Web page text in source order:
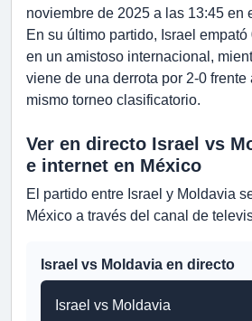
noviembre de 2025 a las 13:45 en
En su último partido, Israel
en un amistoso internacional,
viene de una derrota por 2-0 frente
mismo torneo clasificatorio.
Ver en directo Israel vs
e internet en México
El partido entre Israel y Moldavia
México a través del canal de
Israel vs Moldavia en directo
Israel vs Moldavia